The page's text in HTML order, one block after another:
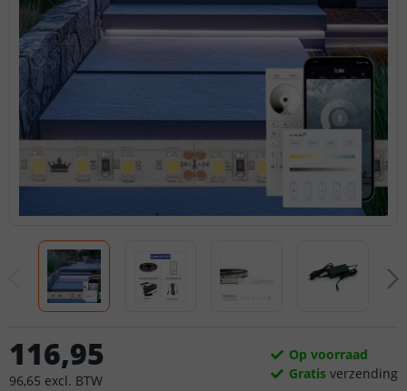
116,95
96,65 excl. BTW
Op voorraad
Gratis verzending